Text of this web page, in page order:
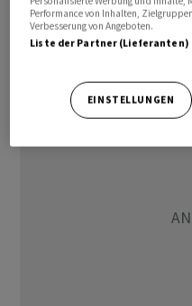
geltenden Waffenruhe
Performance von Inhalten,
Verbesserung von Angeboten.
Liste der Partner (Lieferanten)
EINSTELLUNGEN